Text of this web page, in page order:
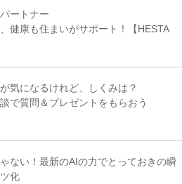
ートナー
健康も住まいがサポート！【HESTA
気になるけれど、しくみは？
で質問＆プレゼントをもらおう
ない！最新のAIの力でとっておきの瞬
化